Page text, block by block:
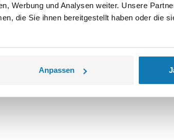
Werbung und Analysen weiter. Unsere
die Sie ihnen bereitgestellt haben oder die
Anpassen